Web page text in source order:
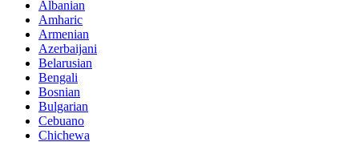
Albanian
Amharic
Armenian
Azerbaijani
Belarusian
Bengali
Bosnian
Bulgarian
Cebuano
Chichewa